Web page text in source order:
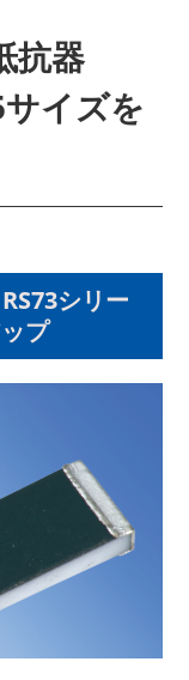
抗器
イズを
シリー
プ